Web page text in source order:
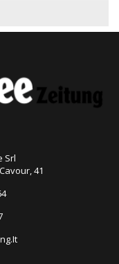
Srl
41